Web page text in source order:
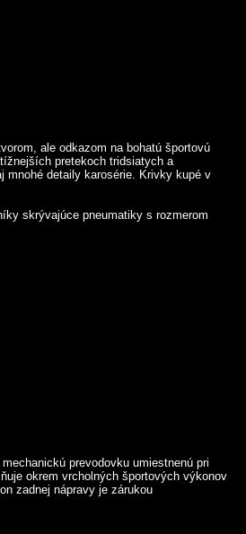
ale odkazom na bohatú športovú
pretekoch tridsiatych a
mnohé detaily karosérie. Krivky kupé v
skrývajúce pneumatiky s rozmerom
prevodovku umiestnenú pri
okrem vrcholných športových výkonov
zadnej nápravy je zárukou